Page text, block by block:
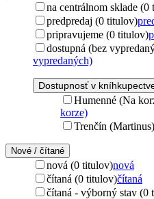
na centrálnom sklade (0
predpredaj (0 titulov)
pripravujeme (0 titulov)
dostupná (bez
vypredaných)
Dostupnosť v
Humenné (Na
korze)
Trenčín
Nové / čítané
nová (0 titulov)nová
čítaná (0 titulov)čítaná
čítaná - výborný stav (0